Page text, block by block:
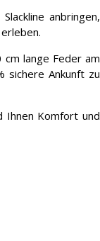
anbringen,
cm lange Feder am
sichere Ankunft zu
Ihnen Komfort und